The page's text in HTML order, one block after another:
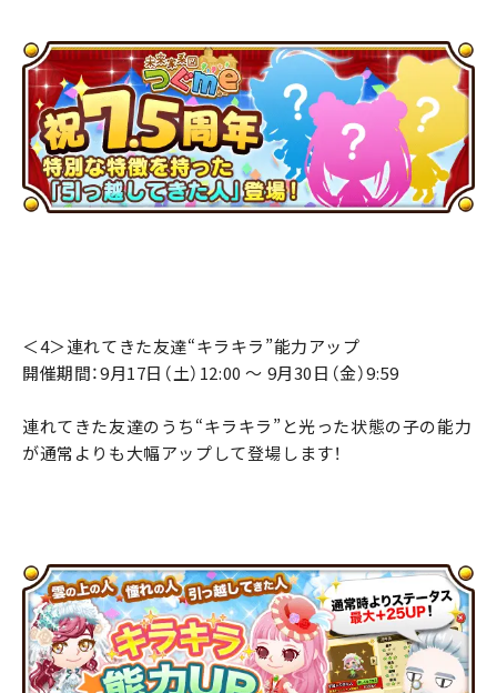
＜4＞連れてきた友達“キラキラ”能力アップ
開催期間：9月17日（土）12:00 ～ 9月30日（金）9:59
連れてきた友達のうち“キラキラ”と光った状態の子の能力
が通常よりも大幅アップして登場します！